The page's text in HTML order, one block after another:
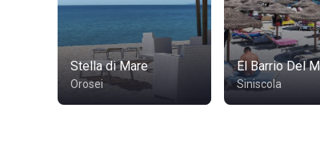
Stella di Mare
Orosei
El Barrio Del
Siniscola